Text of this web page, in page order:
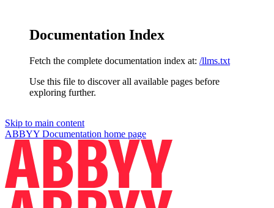
Documentation Index
Fetch the complete documentation index at: /llms.txt
Use this file to discover all available pages before
exploring further.
Skip to main content
ABBYY Documentation home page